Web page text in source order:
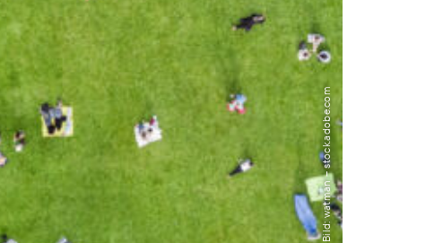
Bild: watman – stock.adobe.com